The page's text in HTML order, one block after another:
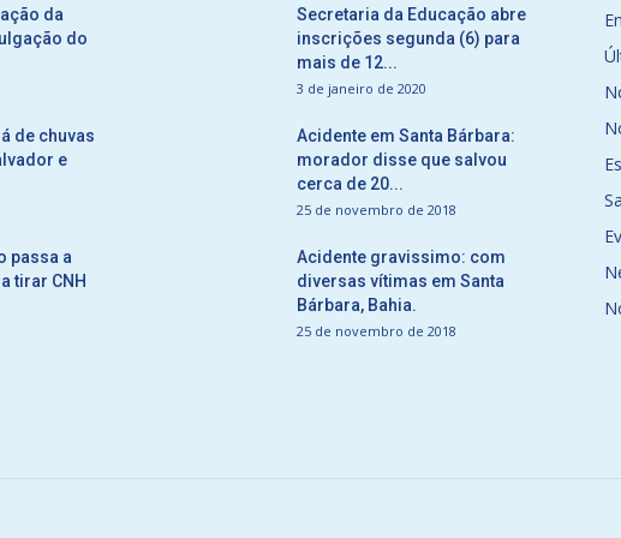
da
do
de chuvas
e
passa a
tirar CNH
Secretaria da Educação abre
inscrições segunda (6) para
mais de 12...
3 de janeiro de 2020
Acidente em Santa Bárbara:
morador disse que salvou
cerca de 20...
25 de novembro de 2018
Acidente gravissimo: com
diversas vítimas em Santa
Bárbara, Bahia.
25 de novembro de 2018